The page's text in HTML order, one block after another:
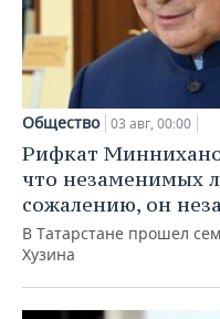
Общество 03 авг, 00:00
Рифкат
что незаменимых
сожалению, он
В Татарстане прошел
Хузина